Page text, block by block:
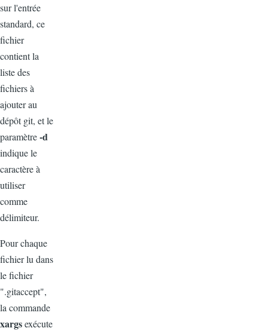
sur l'entrée
standard, ce
fichier
contient la
liste des
fichiers à
ajouter au
dépôt git, et le
paramètre-d
indique le
caractère à
utiliser
comme
délimiteur.
Pour chaque
fichier lu dans
le fichier
".gitaccept",
la commande
xargsexécute